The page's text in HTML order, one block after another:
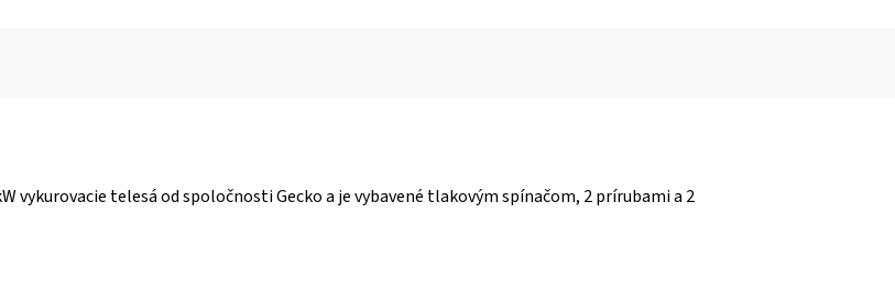
vykurovacie telesá od spoločnosti Gecko a je vybavené tlakovým spínačom, 2 prírubami a 2